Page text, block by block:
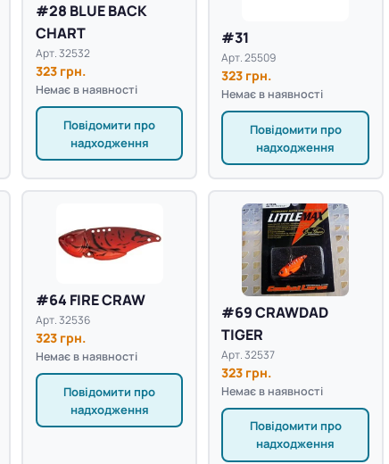
#28 BLUE BACK
CHART
Арт. 32532
323 грн.
Немає в наявності
Повідомити про
надходження
#31
Арт. 25509
323 грн.
Немає в наявності
Повідомити про
надходження
#64 FIRE CRAW
Арт. 32536
323 грн.
Немає в наявності
Повідомити про
надходження
#69 CRAWDAD
TIGER
Арт. 32537
323 грн.
Немає в наявності
Повідомити про
надходження